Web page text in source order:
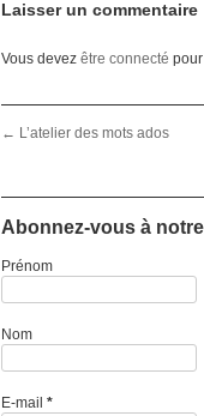
Laisser un commentaire
Vous devez être connecté
Post navigation
← L’atelier des mots ados
Abonnez-vous à
Prénom
Nom
E-mail *